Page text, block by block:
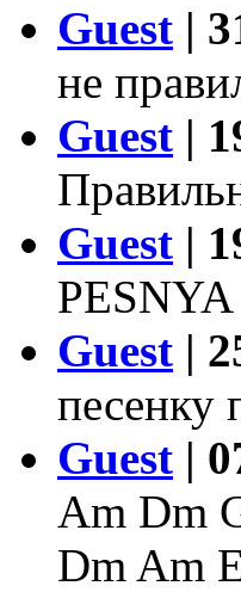
Guest |
не
Guest |
Guest |
PESNYA
Guest |
Guest |
Am Dm
Dm Am